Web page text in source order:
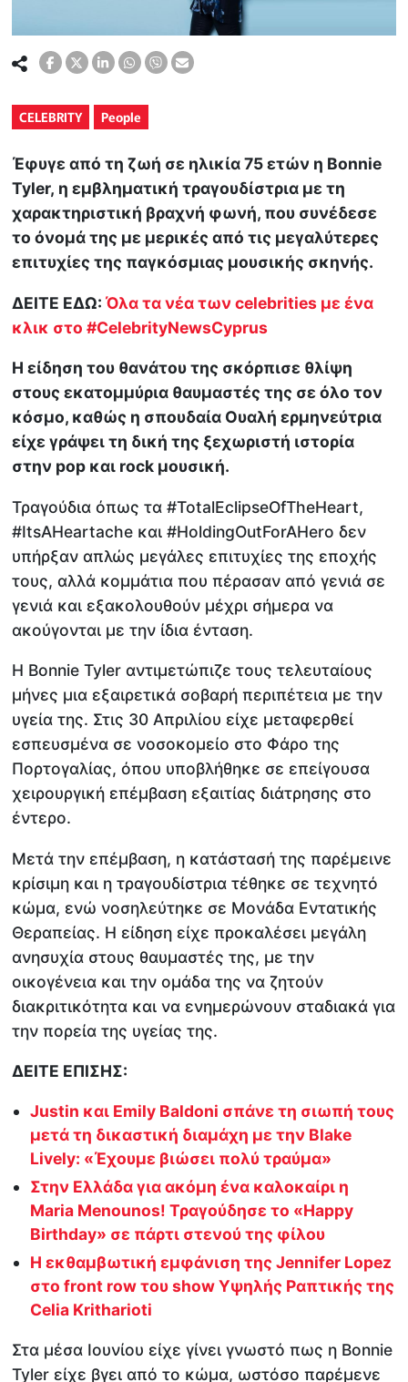
CELEBRITY People
Έφυγε από τη ζωή σε ηλικία 75 ετών η Bonnie
Tyler, η εμβληματική τραγουδίστρια με τη
χαρακτηριστική βραχνή φωνή, που συνέδεσε
το όνομά της με μερικές από τις μεγαλύτερες
επιτυχίες της παγκόσμιας μουσικής σκηνής.
ΔΕΙΤΕ ΕΔΩ:Όλα τα νέα των celebrities με ένα
κλικ στο #CelebrityNewsCyprus
Η είδηση του θανάτου της σκόρπισε θλίψη
στους εκατομμύρια θαυμαστές της σε όλο τον
κόσμο, καθώς η σπουδαία Ουαλή ερμηνεύτρια
είχε γράψει τη δική της ξεχωριστή ιστορία
στην pop και rock μουσική.
Τραγούδια όπως τα #TotalEclipseOfTheHeart,
#ItsAHeartache και #HoldingOutForAHero δεν
υπήρξαν απλώς μεγάλες επιτυχίες της εποχής
τους, αλλά κομμάτια που πέρασαν από γενιά σε
γενιά και εξακολουθούν μέχρι σήμερα να
ακούγονται με την ίδια ένταση.
Η Bonnie Tyler αντιμετώπιζε τους τελευταίους
μήνες μια εξαιρετικά σοβαρή περιπέτεια με την
υγεία της. Στις 30 Απριλίου είχε μεταφερθεί
εσπευσμένα σε νοσοκομείο στο Φάρο της
Πορτογαλίας, όπου υποβλήθηκε σε επείγουσα
χειρουργική επέμβαση εξαιτίας διάτρησης στο
έντερο.
Μετά την επέμβαση, η κατάστασή της παρέμεινε
κρίσιμη και η τραγουδίστρια τέθηκε σε τεχνητό
κώμα, ενώ νοσηλεύτηκε σε Μονάδα Εντατικής
Θεραπείας. Η είδηση είχε προκαλέσει μεγάλη
ανησυχία στους θαυμαστές της, με την
οικογένεια και την ομάδα της να ζητούν
διακριτικότητα και να ενημερώνουν σταδιακά για
την πορεία της υγείας της.
ΔΕΙΤΕ ΕΠΙΣΗΣ:
Justin και Εmily Baldoni σπάνε τη σιωπή τους
μετά τη δικαστική διαμάχη με την Blake
Lively: «Έχουμε βιώσει πολύ τραύμα»
Στην Ελλάδα για ακόμη ένα καλοκαίρι η
Maria Menounos! Τραγούδησε το «Happy
Birthday» σε πάρτι στενού της φίλου
Η εκθαμβωτική εμφάνιση της Jennifer Lopez
στο front row του show Υψηλής Ραπτικής της
Celia Kritharioti
Στα μέσα Ιουνίου είχε γίνει γνωστό πως η Bonnie
Tyler είχε βγει από το κώμα, ωστόσο παρέμενε